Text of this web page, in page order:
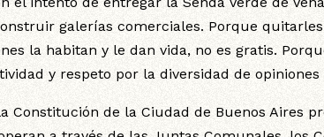
galerías comerciales. Porque
la habitan y le dan vida, no es gratis.
y respeto por la diversidad de
Constitución de la Ciudad de Buenos Aires